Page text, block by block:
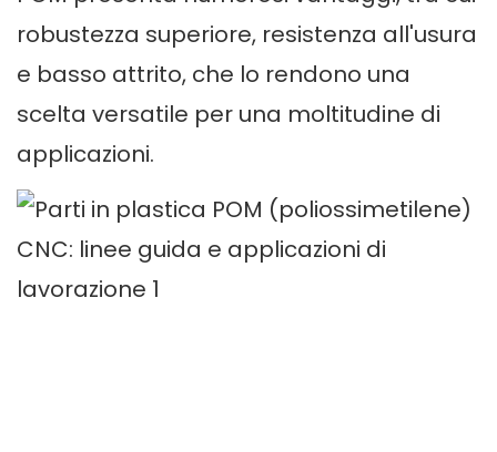
robustezza superiore, resistenza all'usura
e basso attrito, che lo rendono una
scelta versatile per una moltitudine di
applicazioni.